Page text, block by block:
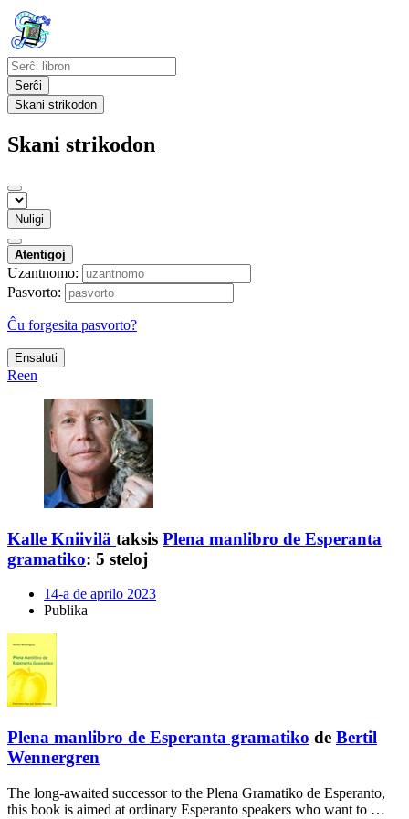
Serĉi
Skani strikodon
Skani strikodon
Nuligi
Atentigoj
Uzantnomo:
Pasvorto:
Ĉu forgesita pasvorto?
Ensaluti
Reen
Kalle Kniivilä taksis Plena manlibro de Esperanta
gramatiko: 5 steloj
14-a de aprilo 2023
Publika
Plena manlibro de Esperanta gramatiko de Bertil
Wennergren
The long-awaited successor to the Plena Gramatiko de Esperanto,
this book is aimed at ordinary Esperanto speakers who want to …